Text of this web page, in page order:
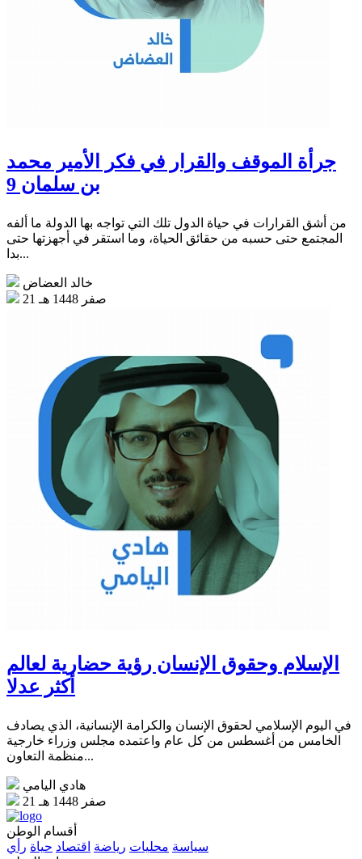
جرأة الموقف والقرار في فكر الأمير محمد
بن سلمان 9
من أشق القرارات في حياة الدول تلك التي تواجه بها الدولة ما ألفه
المجتمع حتى حسبه من حقائق الحياة، وما استقر في أجهزتها حتى
بدا...
خالد العضاض
21 صفر 1448 هـ
الإسلام وحقوق الإنسان رؤية حضارية لعالم
أكثر عدلا
في اليوم الإسلامي لحقوق الإنسان والكرامة الإنسانية، الذي يصادف
الخامس من أغسطس من كل عام واعتمده مجلس وزراء خارجية
منظمة التعاون...
هادي اليامي
21 صفر 1448 هـ
أقسام الوطن
سياسة محليات رياضة اقتصاد حياة رأي